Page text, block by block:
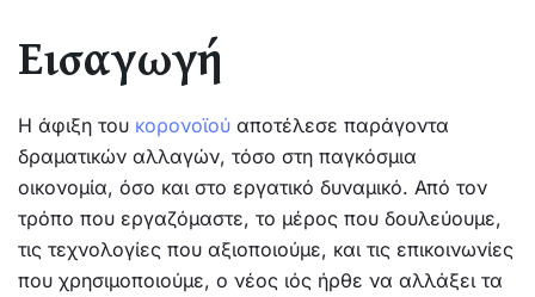
Εισαγωγή
Η άφιξη του κορονοϊού αποτέλεσε παράγοντα
δραματικών αλλαγών, τόσο στη παγκόσμια
οικονομία, όσο και στο εργατικό δυναμικό. Από τον
τρόπο που εργαζόμαστε, το μέρος που δουλεύουμε,
τις τεχνολογίες που αξιοποιούμε, και τις επικοινωνίες
που χρησιμοποιούμε, ο νέος ιός ήρθε να αλλάξει τα